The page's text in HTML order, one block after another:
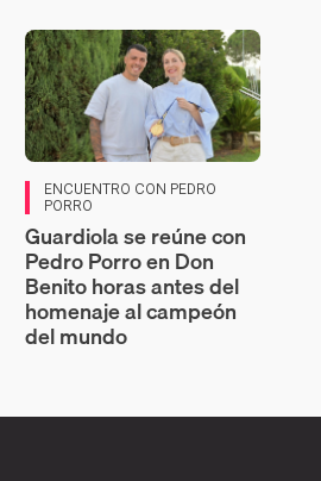
ENCUENTRO CON PEDRO
PORRO
Guardiola se reúne con
Pedro Porro en Don
Benito horas antes del
homenaje al campeón
del mundo